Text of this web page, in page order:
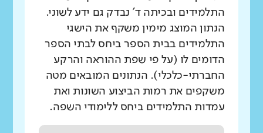
התלמידים ובכיתה ד' נבדק גם ידע לשוני.
הנתון המוצג מימין משקף את הישגי
התלמידים בבית הספר ביחס לבתי הספר
הדומים לו (על פי שפת ההוראה והרקע
החברתי-כלכלי). הנתונים המובאים מטה
משקפים את רמות הביצוע השונות ואת
עמדות התלמידים ביחס ללימודי השפה.